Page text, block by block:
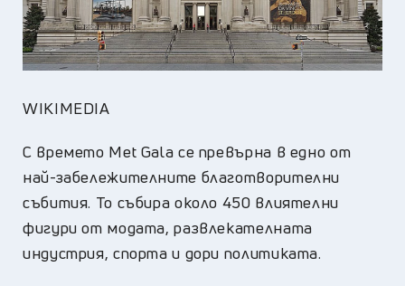
WIKIMEDIA
С времето Met Gala се превърна в едно от
най-забележителните благотворителни
събития. То събира около 450 влиятелни
фигури от модата, развлекателната
индустрия, спорта и дори политиката.